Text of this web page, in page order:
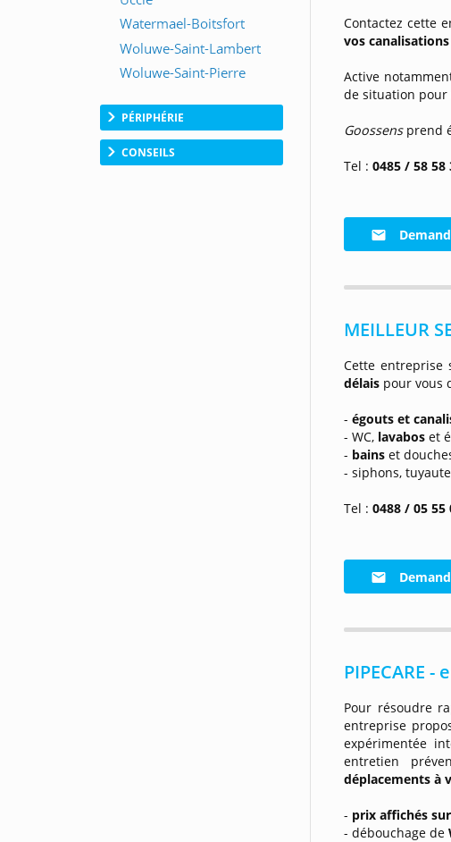
PÉRIPHÉRIE
CONSEILS
Contactez cette
vos canalisations
Active
de situation
Goossens prend
Tel :0485 / 58 58
MEILLEUR
Cette entreprise
délais pour vous
-égouts et
- WC, lavaboset
- bainset
- siphons,
Tel :0488 / 05 55
PIPECARE
Pour résoudre
entreprise
expérimentée
entretien
déplacements à
- prix affichés
- débouchage de